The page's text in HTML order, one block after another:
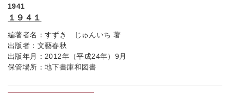
1941
１９４１
編著者名： すずき じゅんいち 著
出版者： 文藝春秋
出版年月： 2012年（平成24年）9月
保管場所： 地下書庫和図書